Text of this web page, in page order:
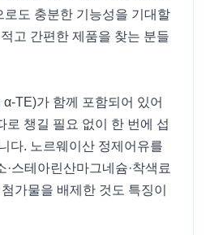
로도 충분한 기능성을 기대할
고 간편한 제품을 찾는 분들
TE)가 함께 포함되어 있어
로 챙길 필요 없이 한 번에 섭
다. 노르웨이산 정제어유를
스테아린산마그네슘·착색료
가물을 배제한 것도 특징이